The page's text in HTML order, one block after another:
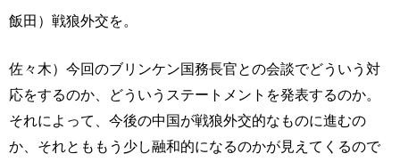
飯田）戦狼外交を。
佐々木）今回のブリンケン国務長官との会談でどういう対
応をするのか、どういうステートメントを発表するのか。
それによって、今後の中国が戦狼外交的なものに進むの
か、それとももう少し融和的になるのかが見えてくるので